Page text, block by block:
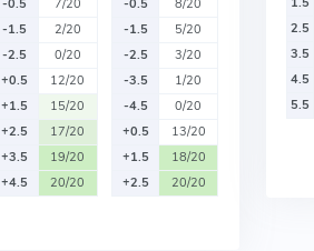
-0.5
7/20
-1.5
2/20
-2.5
0/20
+0.5
12/20
+1.5
15/20
+2.5
17/20
+3.5
19/20
+4.5
20/20
-0.5
8/20
-1.5
5/20
-2.5
3/20
-3.5
1/20
-4.5
0/20
+0.5
13/20
+1.5
18/20
+2.5
20/20
2.5
3.5
4.5
5.5